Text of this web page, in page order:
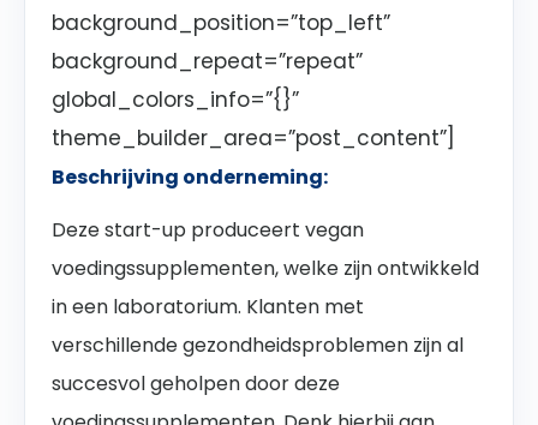
background_position=”top_left”
background_repeat=”repeat”
global_colors_info=”{}”
theme_builder_area=”post_content”]
Beschrijving onderneming:
Deze start-up produceert vegan
voedingssupplementen, welke zijn ontwikkeld
in een laboratorium. Klanten met
verschillende gezondheidsproblemen zijn al
succesvol geholpen door deze